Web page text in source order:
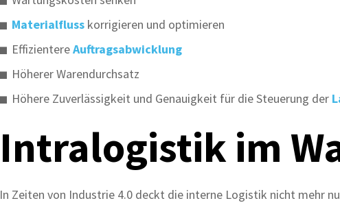
Materialfluss korrigieren und optimieren
EffizientereAuftragsabwicklung
Höherer Warendurchsatz
Höhere Zuverlässigkeit und Genauigkeit für die Steuerung der
Intralogistik im
In Zeiten von Industrie 4.0 deckt die interne Logistik nicht mehr